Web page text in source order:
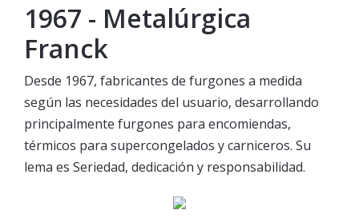
1967 - Metalúrgica
Franck
Desde 1967, fabricantes de furgones a medida
según las necesidades del usuario, desarrollando
principalmente furgones para encomiendas,
térmicos para supercongelados y carniceros. Su
lema es Seriedad, dedicación y responsabilidad.